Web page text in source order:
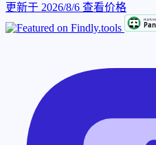
更新于 2026/8/6 查看价格